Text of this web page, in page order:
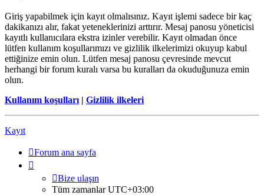
Giriş yapabilmek için kayıt olmalısınız. Kayıt işlemi sadece bir kaç
dakikanızı alır, fakat yeteneklerinizi arttırır. Mesaj panosu yöneticisi
kayıtlı kullanıcılara ekstra izinler verebilir. Kayıt olmadan önce
lütfen kullanım koşullarımızı ve gizlilik ilkelerimizi okuyup kabul
ettiğinize emin olun. Lütfen mesaj panosu çevresinde mevcut
herhangi bir forum kuralı varsa bu kuralları da okuduğunuza emin
olun.
Kullanım koşulları | Gizlilik ilkeleri
Kayıt
Forum ana sayfa
Bize ulaşın
Tüm zamanlarUTC+03:00